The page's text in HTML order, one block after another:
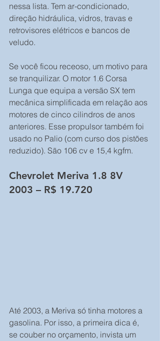
nessa lista. Tem ar-condicionado,
direção hidráulica, vidros, travas e
retrovisores elétricos e bancos de
veludo.
Se você ficou receoso, um motivo para
se tranquilizar. O motor 1.6 Corsa
Lunga que equipa a versão SX tem
mecânica simplificada em relação aos
motores de cinco cilindros de anos
anteriores. Esse propulsor também foi
usado no Palio (com curso dos pistões
reduzido). São 106 cv e 15,4 kgfm.
Chevrolet Meriva 1.8 8V
2003 – R$ 19.720
Até 2003, a Meriva só tinha motores a
gasolina. Por isso, a primeira dica é,
se couber no orçamento, invista um